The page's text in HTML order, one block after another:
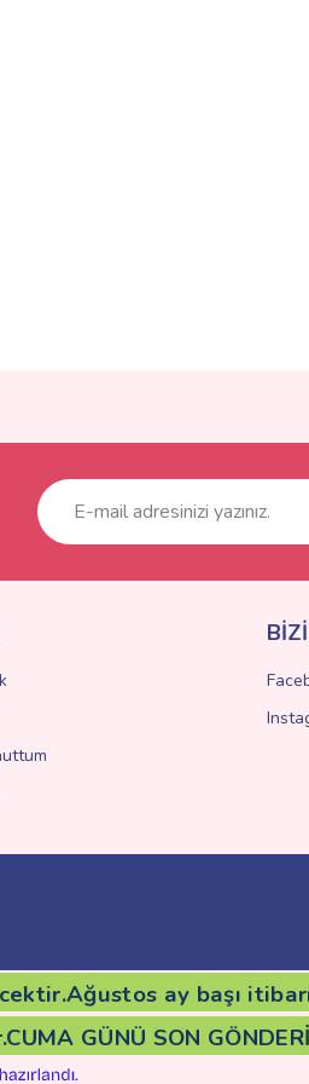
ay başı
GÜNÜ SON